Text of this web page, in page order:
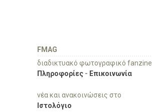
FMAG
διαδικτυακό φωτογραφικό fanzine
Πληροφορίες - Επικοινωνία
νέα και ανακοινώσεις στο
Ιστολόγιο